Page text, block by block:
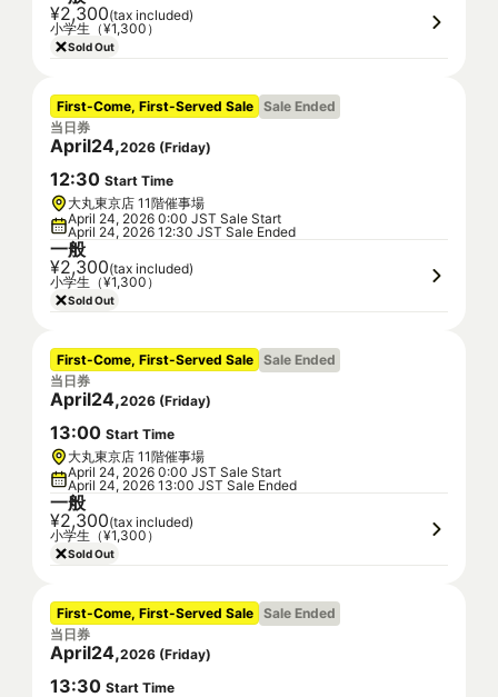
¥2,300(tax included)
小学生（¥1,300）
Sold Out
First-Come, First-Served Sale Sale Ended
当日券
April24,2026 (Friday)
12:30 Start Time
大丸東京店 11階催事場
April 24, 2026 0:00 JST Sale Start
April 24, 2026 12:30 JST Sale Ended
一般
¥2,300(tax included)
小学生（¥1,300）
Sold Out
First-Come, First-Served Sale Sale Ended
当日券
April24,2026 (Friday)
13:00 Start Time
大丸東京店 11階催事場
April 24, 2026 0:00 JST Sale Start
April 24, 2026 13:00 JST Sale Ended
一般
¥2,300(tax included)
小学生（¥1,300）
Sold Out
First-Come, First-Served Sale Sale Ended
当日券
April24,2026 (Friday)
13:30 Start Time